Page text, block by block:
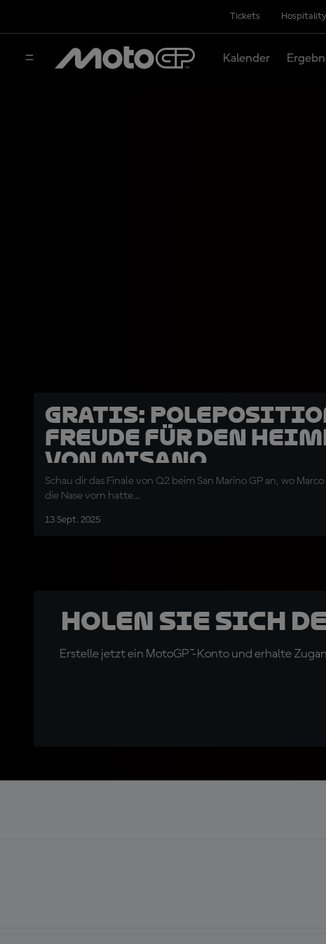
Tickets Hospitality
Kalender
GRATIS:
Freude für den
von Misano
Schau dir das Finale von Q2 beim San Marino GP an, wo
die Nase vorn hatte...
13 Sept. 2025
Holen Sie sich
Erstelle jetzt ein MotoGP™-Konto und erhalte